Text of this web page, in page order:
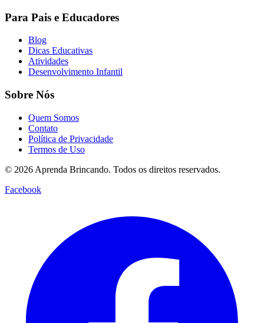
Para Pais e Educadores
Blog
Dicas Educativas
Atividades
Desenvolvimento Infantil
Sobre Nós
Quem Somos
Contato
Política de Privacidade
Termos de Uso
© 2026 Aprenda Brincando. Todos os direitos reservados.
Facebook